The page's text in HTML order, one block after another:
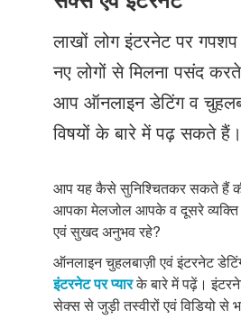
Just Poocho
संपर्क करें
लाखों लोग इंटरनेट पर
नए लोगों से मिलना पसंद
आप ऑनलाइन डेटिंग व
विषयों के बारे में पढ़ सकते हैं।
आप यह कैसे सुनिश्चितकर सकते हैं
आपका मेलजोल आपके व दूसरे व्यक्ति
एवं सुखद अनुभव रहे?
ऑनलाइन चुहलबाज़ी एवं इंटरनेट
इंटरनेट पर प्यारके बारे में पढ़ें।
सेक्स से जुड़ी तस्वीरों एवं विडियो से